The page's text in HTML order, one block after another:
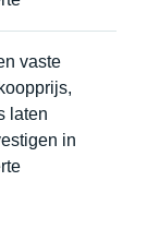
vaste
laten
in